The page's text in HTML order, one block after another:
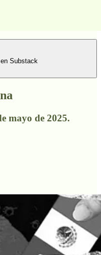
Substack
mayo de 2025.